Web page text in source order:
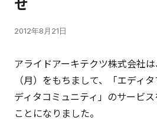
せ
2012年8月21日
アライドアーキテクツ株式会社
（月）をもちまして、「エディ
ディタコミュニティ」のサービ
ことになりました。